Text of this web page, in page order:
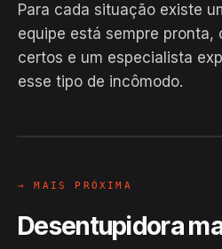
Para cada situação existe
equipe está sempre pronta,
certos e um especialista
esse tipo de incômodo.
EM CAMPO
Hiroshiro · Avenida
→ MAIS PRÓXIMA
Desentupidora